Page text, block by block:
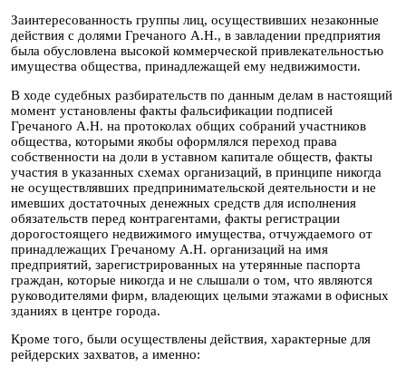
Заинтересованность группы лиц, осуществивших незаконные
действия с долями Гречаного А.Н., в завладении предприятия
была обусловлена высокой коммерческой привлекательностью
имущества общества, принадлежащей ему недвижимости.
В ходе судебных разбирательств по данным делам в настоящий
момент установлены факты фальсификации подписей
Гречаного А.Н. на протоколах общих собраний участников
общества, которыми якобы оформлялся переход права
собственности на доли в уставном капитале обществ, факты
участия в указанных схемах организаций, в принципе никогда
не осуществлявших предпринимательской деятельности и не
имевших достаточных денежных средств для исполнения
обязательств перед контрагентами, факты регистрации
дорогостоящего недвижимого имущества, отчуждаемого от
принадлежащих Гречаному А.Н. организаций на имя
предприятий, зарегистрированных на утерянные паспорта
граждан, которые никогда и не слышали о том, что являются
руководителями фирм, владеющих целыми этажами в офисных
зданиях в центре города.
Кроме того, были осуществлены действия, характерные для
рейдерских захватов, а именно: